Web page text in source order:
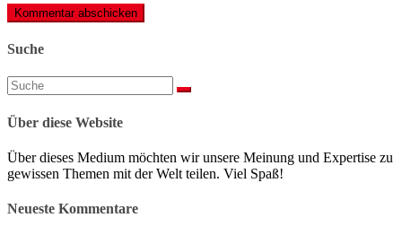
Suche
Suchen
nach:
Über diese Website
Über dieses Medium möchten wir unsere Meinung und Expertise zu
gewissen Themen mit der Welt teilen. Viel Spaß!
Neueste Kommentare